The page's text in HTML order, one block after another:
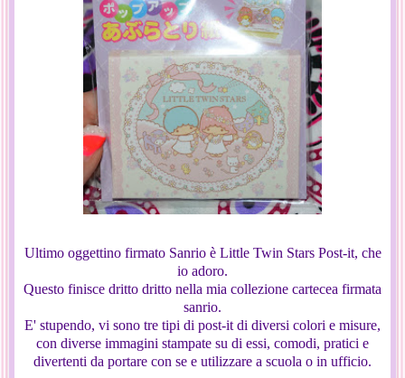
Ultimo oggettino firmato Sanrio è Little Twin Stars Post-it, che
io adoro.
Questo finisce dritto dritto nella mia collezione cartecea firmata
sanrio.
E' stupendo, vi sono tre tipi di post-it di diversi colori e misure,
con diverse immagini stampate su di essi, comodi, pratici e
divertenti da portare con se e utilizzare a scuola o in ufficio.